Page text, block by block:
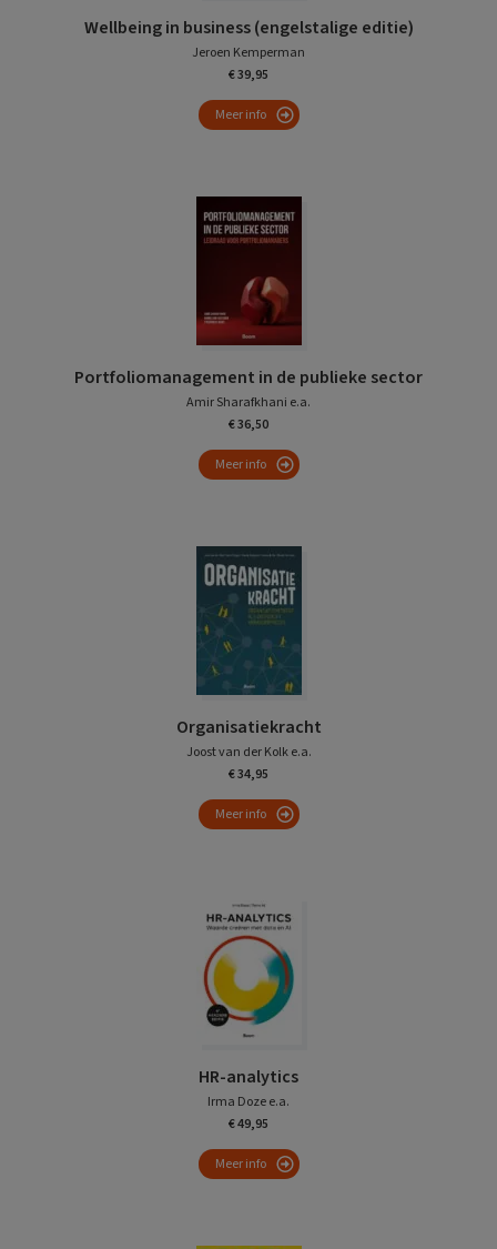
Wellbeing in business (engelstalige editie)
Jeroen Kemperman
€ 39,95
Meer info
Portfoliomanagement in de publieke sector
Amir Sharafkhani e.a.
€ 36,50
Meer info
Organisatiekracht
Joost van der Kolk e.a.
€ 34,95
Meer info
HR-analytics
Irma Doze e.a.
€ 49,95
Meer info